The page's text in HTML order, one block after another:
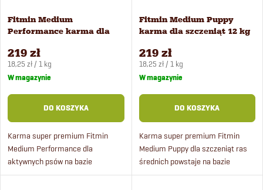
a
n
i
e
p
r
a
p
r
o
d
u
Fitmin Medium
Performance karma dla
219 zł
Cena
jednostkowa:
18,25 zł / 1 kg
W magazynie
DO KOSZYKA
Karma super premium Fitmin
Medium Performance dla
aktywnych psów na bazie
świeżego mięsa z ryżem.
Fitmin Medium Puppy
karma dla szczeniąt 12 kg
219 zł
Cena
jednostkowa:
18,25 zł / 1 kg
W magazynie
DO KOSZYKA
Karma super premium Fitmin
Medium Puppy dla szczeniąt ras
średnich powstaje na bazie
świeżego mięsa drobiowego i